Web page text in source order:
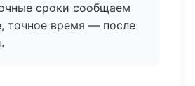
сроки сообщаем
точное время — после